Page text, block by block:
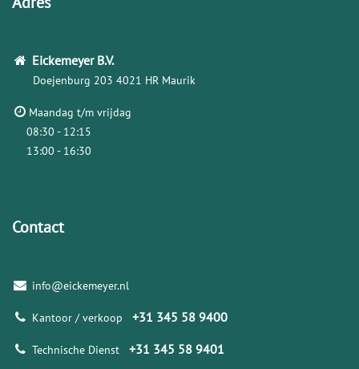
Eickemeyer B.V.
Doejenburg 203 4021 HR Maurik
Maandag t/m vrijdag
08:30 - 12:15
13:00 - 16:30
Contact
info@eickemeyer.nl
Kantoor / verkoop +31 345 58 9400
Technische Dienst +31 345 58 9401